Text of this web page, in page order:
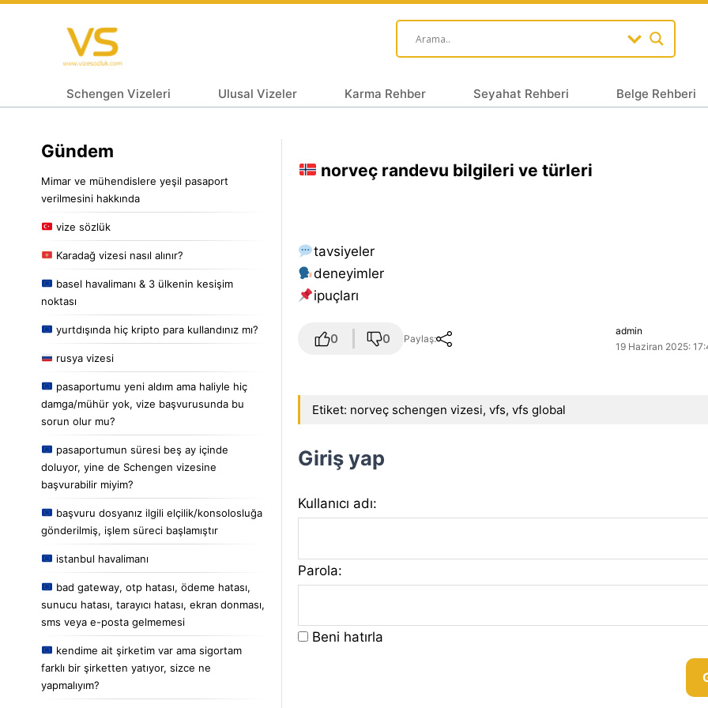
Schengen Vizeleri Ulusal Vizeler Karma Rehber Seyahat Rehberi Belge Rehberi
Gündem
Mimar ve mühendislere yeşil pasaport
verilmesini hakkında
vize sözlük
Karadağ vizesi nasıl alınır?
basel havalimanı & 3 ülkenin kesişim
noktası
yurtdışında hiç kripto para kullandınız mı?
rusya vizesi
pasaportumu yeni aldım ama haliyle hiç
damga/mühür yok, vize başvurusunda bu
sorun olur mu?
pasaportumun süresi beş ay içinde
doluyor, yine de Schengen vizesine
başvurabilir miyim?
başvuru dosyanız ilgili elçilik/konsolosluğa
gönderilmiş, işlem süreci başlamıştır
istanbul havalimanı
bad gateway, otp hatası, ödeme hatası,
sunucu hatası, tarayıcı hatası, ekran donması,
sms veya e-posta gelmemesi
kendime ait şirketim var ama sigortam
farklı bir şirketten yatıyor, sizce ne
yapmalıyım?
norveç randevu bilgileri ve türleri
tavsiyeler
deneyimler
i̇puçları
0 0 Paylaş:
admin
19 Haziran 2025:
Etiket: norveç schengen vizesi,vfs,vfs global
Giriş yap
Kullanıcı adı:
Parola:
Beni hatırla